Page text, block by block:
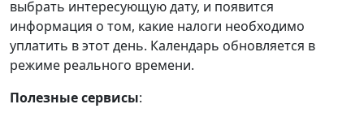
выбрать интересующую дату, и появится
информация о том, какие налоги необходимо
уплатить в этот день. Календарь обновляется в
режиме реального времени.
Полезные сервисы: